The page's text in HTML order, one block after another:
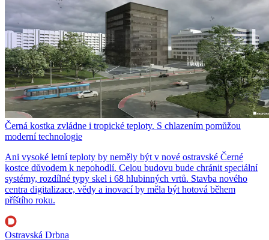
Černá kostka zvládne i tropické teploty. S chlazením pomůžou
moderní technologie
Ani vysoké letní teploty by neměly být v nové ostravské Černé
kostce důvodem k nepohodlí. Celou budovu bude chránit speciální
systémy, rozdílné typy skel i 68 hlubinných vrtů. Stavba nového
centra digitalizace, vědy a inovací by měla být hotová během
příštího roku.
Ostravská Drbna